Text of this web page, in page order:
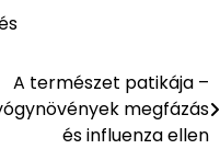
A természet patikája –
megfázás
és influenza ellen